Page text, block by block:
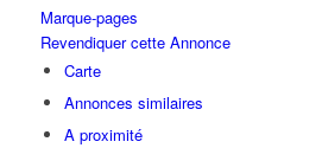
Marque-pages
Revendiquer cette Annonce
Carte
Annonces similaires
A proximité